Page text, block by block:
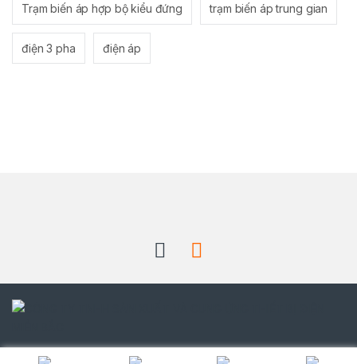
Trạm biến áp hợp bộ kiểu đứng trạm biến áp trung gian
điện 3 pha điện áp